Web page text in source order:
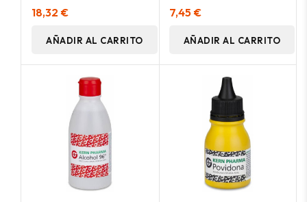
18,32 €
AÑADIR AL CARRITO
7,45 €
AÑADIR AL CARRITO